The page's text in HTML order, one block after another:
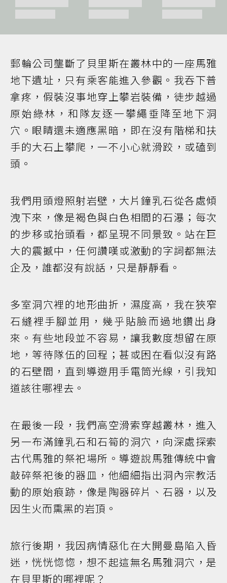
郵輪公司壟斷了貝里斯在叢林中的一座馬雅
地下遺址，只有乘客能進入參觀。我吞下普
拿疼，假裝沒事地穿上攀岩裝備，徒步越過
原始綠林，和隊友逐一攀繩垂降至地下洞
穴。眼睛還未適應黑暗，即在沒有階梯和扶
手的大石上攀爬，一不小心就滑跤，或磕到
頭。
我們用頭燈照射岩壁，大片鐘乳石從各處傾
洩下來，像是褐色與白色相間的石瀑；每次
的步移或抬頭看，都呈現不同景致。站在巨
大的震撼中，任何讚嘆或激動的字詞都無法
企及，誰都沒有說話，只是靜靜看。
多室洞穴裡的地形曲折，濕度高，我在狹窄
石縫裡手腳並用，幾乎貼臉而過地鑽出身
來。有些地段並不容易，讓我數度想留在原
地，等待隊伍的回程；甚或困在看似沒有路
的石壁間，直到導遊用手電筒光線，引我知
道該往哪裡去。
在最後一段，我們高空滑索穿越叢林，進入
另一布滿鐘乳石和石筍的洞穴，向深處探索
古代馬雅的祭祀場所。導遊說馬雅傳統中會
敲碎祭祀後的器皿，他細細指出洞內宗教活
動的原始痕跡，像是陶器碎片、石器，以及
因生火而熏黑的岩頂。
旅行後期，我因病情惡化在大開曼島陷入昏
迷，恍恍惚惚，想不起這無名馬雅洞穴，是
在貝里斯的哪裡呢？